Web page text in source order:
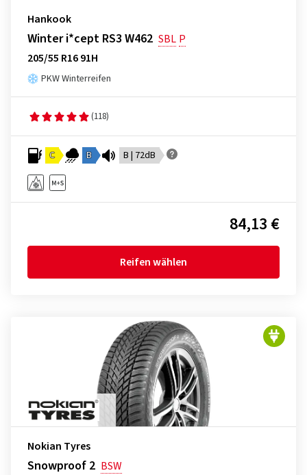
Hankook
Winter i*cept RS3 W462 SBL P
205/55 R16 91H
PKW Winterreifen
(118)
C B B | 72dB
84,13 €
Reifen wählen
Nokian Tyres
Snowproof 2 BSW